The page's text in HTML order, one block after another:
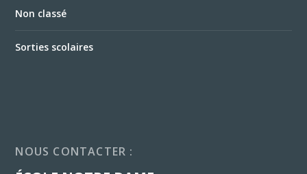
Non classé
Sorties scolaires
NOUS CONTACTER :